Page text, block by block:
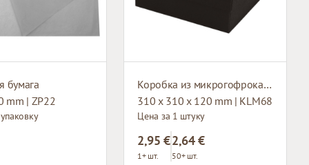
бумага
mm | ZP22
Коробка из микрогофрокартона с окном
310 x 310 x 120 mm | KLM68
Цена за 1 штуку
2,95 €
1+ шт.
2,64 €
50+ шт.